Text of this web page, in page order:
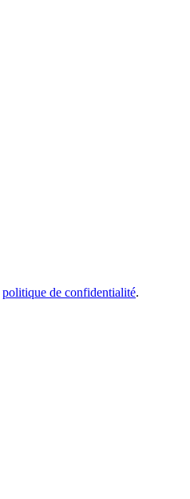
politique de confidentialité.